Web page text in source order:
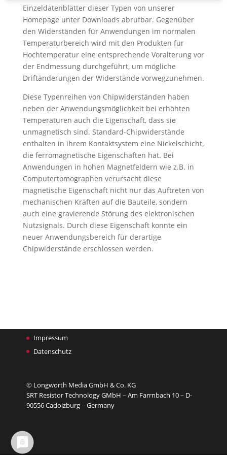
Einzeldatenblätter dieser Typen von unserer
Homepage unter Downloads abrufbar. Gegenüber
den Widerständen für Anwendungen im normalen
Temperaturbereich wird mit den Produkten für
Hochtemperatur eine entsprechende Voralterung vor
der Endmessung durchgeführt, um mögliche
Driftänderungen der Widerstände vorwegzunehmen.
Diese Typenreihen von Chipwiderständen haben
neben der Anwendungsmöglichkeit bei erhöhten
Temperaturen auch die Eigenschaft, dass sie
unmagnetisch sind. Standard-Chipwiderstände
enthalten in ihrem Kontaktsystem eine Nickelschicht,
die ferromagnetische Eigenschaften hat. Bei
Anwendungen in hohen Magnetfeldern wie z.B. in
Computertomographen verursacht diese
magnetische Eigenschaft nicht nur das Auftreten von
mechanischen Kräften auf die Bauteile, sondern
auch eine gravierende Störung des elektronischen
Nutzsignals. Durch diese Eigenschaft konnte ein
neuer Anwendungsbereich für derartige
Chipwiderstände erschlossen werden.
Impressum
Datenschutz
© Longworth Media GmbH & Co. KG
SRT Resistor Technology GMbH – Am Farrnbach 10 – D-
90556 Cadolzburg – Germany